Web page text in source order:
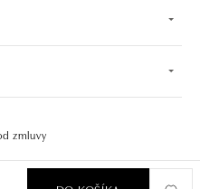
práva vyhradené..
zmluvy